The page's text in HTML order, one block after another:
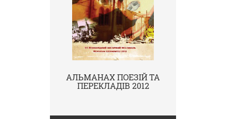
АЛЬМАНАХ ПОЕЗІЙ ТА
ПЕРЕКЛАДІВ 2012